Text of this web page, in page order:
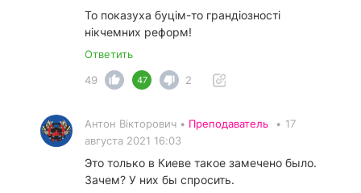
То показуха буцім-то грандіозності
нікчемних реформ!
Ответить
49
47 2
Антон Вікторович • Преподаватель • 17
августа 2021 16:03
Это только в Киеве такое замечено было.
Зачем? У них бы спросить.